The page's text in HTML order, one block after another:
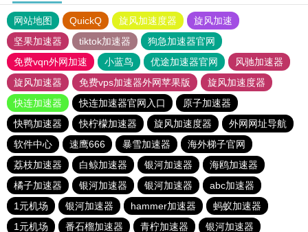
网站地图 QuickQ 旋风加速度器
旋风加速
坚果加速器
tiktok加速器
狗急加速器官网
免费vqn外网加速
小蓝鸟 优途加速器官网
风驰加速器
旋风加速器
免费vps加速器外网苹果版
旋风加速度器
快连加速器
快连加速器官网入口
原子加速器
快鸭加速器
快柠檬加速器 旋风加速度器
外网网址导航
软件中心
速鹰666 暴雪加速器
海外梯子官网
荔枝加速器
白鲸加速器 银河加速器
海鸥加速器
橘子加速器
银河加速器 银河加速器
abc加速器
1元机场
银河加速器 hammer加速器
蚂蚁加速器
1元机场
番石榴加速器 青柠加速器 银河加速器